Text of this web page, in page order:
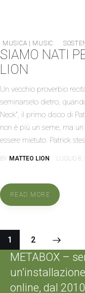
MUSICA | MUSIC
SIAMO NATI
LION
Un vecchio proverbio
seminarselo dietro,
Neck", il primo disco di
non è più un seme, ma
essere mietuto. Patrick
BY MATTEO LION LUGLIO
READ MORE
1 2
METABOX –
online, dal 2010